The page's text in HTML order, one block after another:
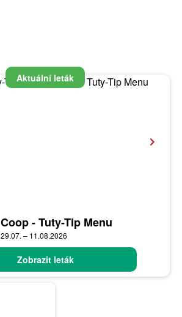
Aktuální leták
Coop - Tuty-Tip Menu
29.07. – 11.08.2026
Zobrazit leták